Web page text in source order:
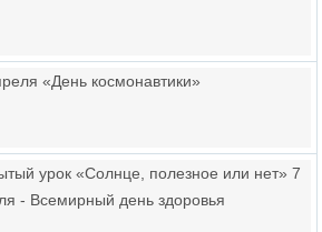
«День космонавтики»
урок «Солнце, полезное или нет» 7
- Всемирный день здоровья